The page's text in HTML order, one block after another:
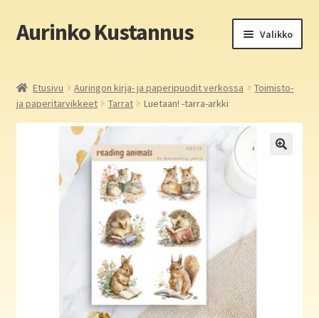
Siirry
navigointiin
Siirry
sisältöön
Aurinko Kustannus Valikko
Yritys
Yhteystiedot
Aurinko Kustannus: kirjat
Auringon kirja- ja paperipuodit verkossa
Etusivu Auringon kirja- ja paperipuodit verkossa
Toimisto-
ja paperitarvikkeet
Tarrat Luetaan! -tarra-arkki